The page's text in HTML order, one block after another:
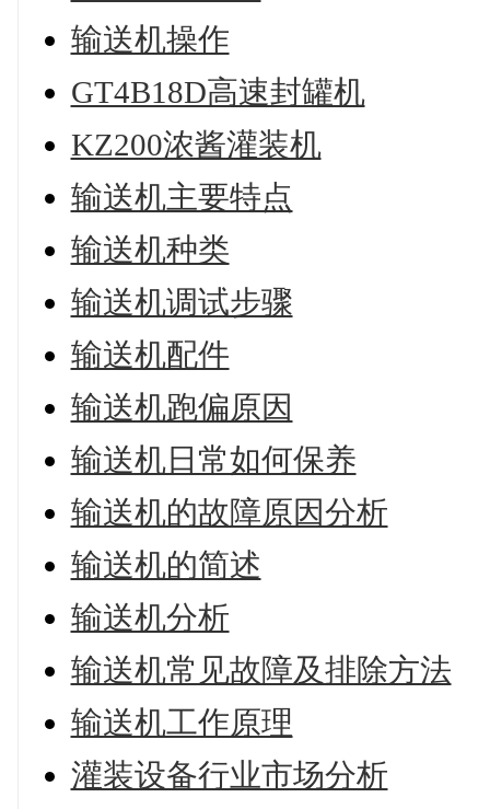
输送机操作
GT4B18D高速封罐机
KZ200浓酱灌装机
输送机主要特点
输送机种类
输送机调试步骤
输送机配件
输送机跑偏原因
输送机日常如何保养
输送机的故障原因分析
输送机的简述
输送机分析
输送机常见故障及排除方法
输送机工作原理
灌装设备行业市场分析